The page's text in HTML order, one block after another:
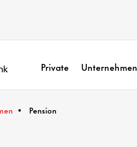
Private Unternehmen
Pension